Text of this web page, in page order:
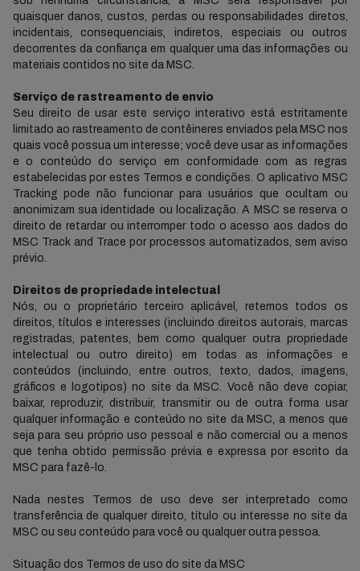
quaisquer danos, custos, perdas ou responsabilidades diretos,
incidentais, consequenciais, indiretos, especiais ou outros
decorrentes da confiança em qualquer uma das informações ou
materiais contidos no site da MSC.
Serviço de rastreamento de envio
Seu direito de usar este serviço interativo está estritamente
limitado ao rastreamento de contêineres enviados pela MSC nos
quais você possua um interesse; você deve usar as informações
e o conteúdo do serviço em conformidade com as regras
estabelecidas por estes Termos e condições. O aplicativo MSC
Tracking pode não funcionar para usuários que ocultam ou
anonimizam sua identidade ou localização. A MSC se reserva o
direito de retardar ou interromper todo o acesso aos dados do
MSC Track and Trace por processos automatizados, sem aviso
prévio.
Direitos de propriedade intelectual
Nós, ou o proprietário terceiro aplicável, retemos todos os
direitos, títulos e interesses (incluindo direitos autorais, marcas
registradas, patentes, bem como qualquer outra propriedade
intelectual ou outro direito) em todas as informações e
conteúdos (incluindo, entre outros, texto, dados, imagens,
gráficos e logotipos) no site da MSC. Você não deve copiar,
baixar, reproduzir, distribuir, transmitir ou de outra forma usar
qualquer informação e conteúdo no site da MSC, a menos que
seja para seu próprio uso pessoal e não comercial ou a menos
que tenha obtido permissão prévia e expressa por escrito da
MSC para fazê-lo.
Nada nestes Termos de uso deve ser interpretado como
transferência de qualquer direito, título ou interesse no site da
MSC ou seu conteúdo para você ou qualquer outra pessoa.
Situação dos Termos de uso do site da MSC